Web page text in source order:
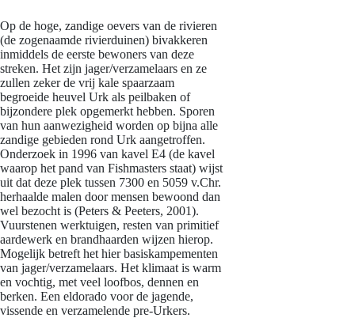
Op de hoge, zandige oevers van de rivieren
(de zogenaamde rivierduinen) bivakkeren
inmiddels de eerste bewoners van deze
streken. Het zijn jager/verzamelaars en ze
zullen zeker de vrij kale spaarzaam
begroeide heuvel Urk als peilbaken of
bijzondere plek opgemerkt hebben. Sporen
van hun aanwezigheid worden op bijna alle
zandige gebieden rond Urk aangetroffen.
Onderzoek in 1996 van kavel E4 (de kavel
waarop het pand van Fishmasters staat) wijst
uit dat deze plek tussen 7300 en 5059 v.Chr.
herhaalde malen door mensen bewoond dan
wel bezocht is (Peters & Peeters, 2001).
Vuurstenen werktuigen, resten van primitief
aardewerk en brandhaarden wijzen hierop.
Mogelijk betreft het hier basiskampementen
van jager/verzamelaars. Het klimaat is warm
en vochtig, met veel loofbos, dennen en
berken. Een eldorado voor de jagende,
vissende en verzamelende pre-Urkers.